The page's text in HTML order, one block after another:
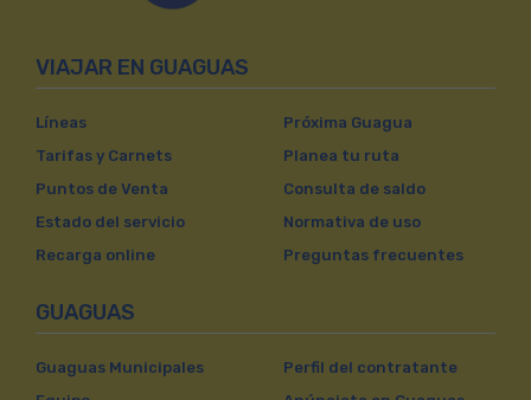
VIAJAR EN GUAGUAS
Líneas
Tarifas y Carnets
Puntos de Venta
Estado del servicio
Recarga online
Próxima Guagua
Planea tu ruta
Consulta de saldo
Normativa de uso
Preguntas frecuentes
GUAGUAS
Guaguas Municipales
Perfil del contratante